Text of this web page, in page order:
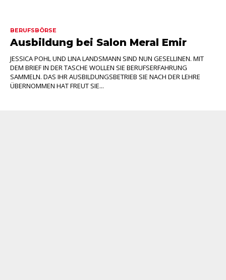
BERUFSBÖRSE
Ausbildung bei Salon Meral Emir
JESSICA POHL UND LINA LANDSMANN SIND NUN GESELLINEN. MIT
DEM BRIEF IN DER TASCHE WOLLEN SIE BERUFSERFAHRUNG
SAMMELN. DAS IHR AUSBILDUNGSBETRIEB SIE NACH DER LEHRE
ÜBERNOMMEN HAT FREUT SIE...